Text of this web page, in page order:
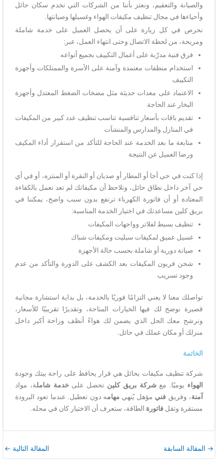
والصيانة والتعقيم، ونعتز بأننا من الشركات التي تخدم سكان حائل
وأحياءها في مجال تنظيف مكيفات الهواء وغسيلها وصيانتها.
نحرص في كل زيارة على أن يحصل العميل على خدمة شاملة
ومريحة، من لحظة الاتصال وحتى انتهاء العمل، عبر:
فرق فنية مدرّبة على أعمال التكييف بجميع أنواعه
استخدام منظفات معتمدة وآمنة على الأسرة والممتلكات وأجهزة
التكييف
الاعتماد على معدات حديثة مثل مضخات الضغط المعتدل وأجهزة
البخار عند الحاجة
تقديم باقات بأسعار تنافسية تناسب تنظيف عدد كبير من المكيفات
في المنازل والمدارس والمنشآت
متابعة ما بعد الخدمة عند الحاجة للتأكد من استقرار أداء المكيف
ورضا العميل عن النتيجة
إذا كنت في حي أجا أو المطار أو صديان أو النقرة أو المنتزه، أو في أي
حي آخر داخل نطاق حائل، وتلاحظ أن مكيفاتك لم تعد تعمل بالكفاءة
المعتادة أو أن فاتورة الكهرباء ترتفع بدون سبب واضح، يمكننا في
بريق كلين مساعدتك في اختيار الخدمة المناسبة:
تنظيف بسيط لفلاتر وواجهات المكيفات
غسيل عميق لمكيفات سبليت ومكيفات شباك
صيانة دورية أو شاملة بحسب حالة الأجهزة
شحن فريون المكيفات بعد الكشف على الدورة والتأكد من عدم
وجود تسريب
تواصلك معنا لا يعني التزامًا فوريًا بالخدمة، بل بداية استشارة مجانية
قصيرة نوضح لك فيها الخيارات المتاحة، وتقديرًا تقريبيًا للأسعار،
ونرشح معك الحل الذي يضمن لك هواءً أنظف وراحة أكبر داخل
منزلك أو مكان عملك في حائل.
الخاتمة
شركة تنظيف مكيفات بحائل هي قرار يحافظ على راحة بيتك وجودة
الهواء يوميًا. مع شركة بريق كلين تحصل على خدمة شاملة، مواد
آمنة، وفريق فني مؤهل يُنهي مهامه دون تعطيل. عندما تعود البرودة
مستقرة وتقلفاتورة الطاقة، ستعرف أن الاختيار كان في محله.
→ المقالة السابقة المقالة التالية ←